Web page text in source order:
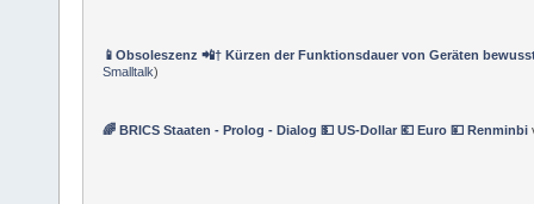
📱Obsoleszenz 📲† Kürzen der Funktionsdauer von Geräten
Smalltalk)
🌈 BRICS Staaten - Prolog - Dialog 💵 US-Dollar 💶 Euro 💴 Renminbi